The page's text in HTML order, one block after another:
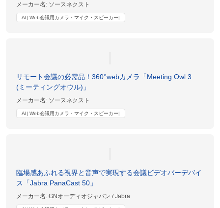
メーカー名: ソースネクスト
AI| Web会議用カメラ・マイク・スピーカー|
リモート会議の必需品！360°webカメラ「Meeting Owl 3
(ミーティングオウル)」
メーカー名: ソースネクスト
AI| Web会議用カメラ・マイク・スピーカー|
臨場感あふれる視界と音声で実現する会議ビデオバーデバイ
ス「Jabra PanaCast 50」
メーカー名:GNオーディオジャパン / Jabra